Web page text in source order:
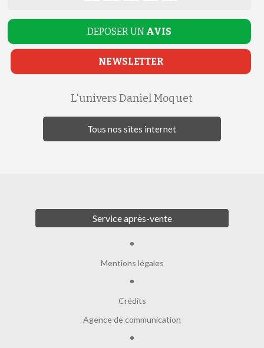
DEPOSER UN AVIS
NEWSLETTER
L'univers Daniel Moquet
Tous nos sites internet
Service après-vente
Mentions légales
Crédits
Agence de communication